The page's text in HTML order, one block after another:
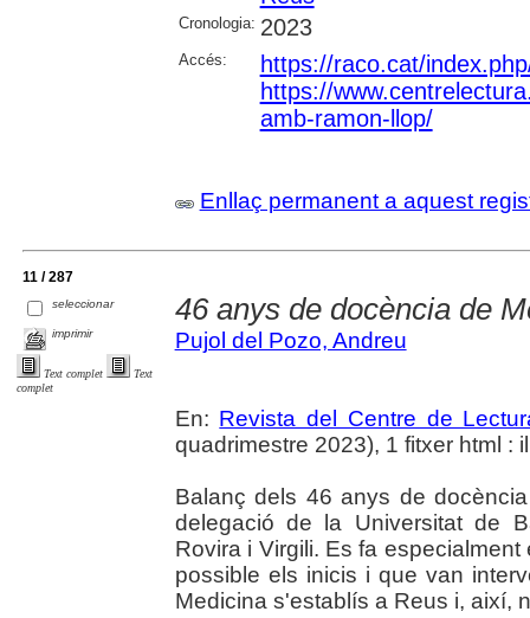
Cronologia: 2023
Accés:
https://raco.cat/
https://
amb-ramon-llop/
Enllaç permanent a aquest
11 / 287
seleccionar
imprimir
Text complet
Text
complet
46 anys de docència de
Pujol del Pozo, Andreu
En: Revista del Centre de
quadrimestre 2023), 1 fitxer html :
Balanç dels 46 anys de
delegació de la Universitat de
Rovira i Virgili. Es fa
possible els inicis i que van
Medicina s'establís a Reus i, així,